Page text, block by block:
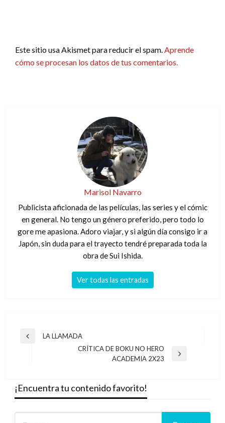
Este sitio usa Akismet para reducir el spam.Aprende
cómo se procesan los datos de tus comentarios.
Marisol Navarro
Publicista aficionada de las películas, las series y el cómic
en general. No tengo un género preferido, pero todo lo
gore me apasiona. Adoro viajar, y si algún día consigo ir a
Japón, sin duda para el trayecto tendré preparada toda la
obra de Sui Ishida.
Ver todas las entradas
Navegación
Entrada
LA LLAMADA
CRÍTICA DE BOKU NO HERO
ACADEMIA 2X23
¡Encuentra tu contenido favorito!